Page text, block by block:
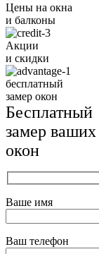
Цены на окна
и балконы
Акции
и скидки
бесплатный
замер окон
Бесплатный
замер ваших
окон
Ваше имя
Ваш телефон